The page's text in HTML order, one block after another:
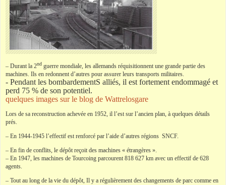
– Durant la 2nd guerre mondiale, les allemands réquisitionnent une grande partie des
machines. Ils en redonnent d’autres pour assurer leurs transports militaires.
- Pendant les bombardementS alliés, il est fortement endommagé et
perd 75 % de son potentiel.
quelques images sur le blog de Wattrelosgare
Lors de sa reconstruction achevée en 1952, il l’est sur l’ancien plan, à quelques détails
prés.
– En 1944-1945 l’effectif est renforcé par l’aide d’autres régions SNCF.
– En fin de conflits, le dépôt reçoit des machines « étrangères ».
– En 1947, les machines de Tourcoing parcourent 818 627 km avec un effectif de 628
agents.
– Tout au long de la vie du dépôt, Il y a régulièrement des changements de parc comme en